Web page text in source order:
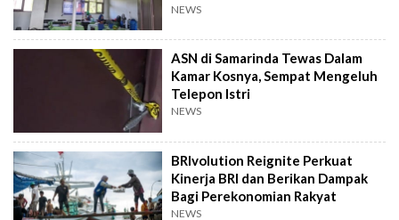
NEWS
ASN di Samarinda Tewas Dalam
Kamar Kosnya, Sempat Mengeluh
Telepon Istri
NEWS
BRIvolution Reignite Perkuat
Kinerja BRI dan Berikan Dampak
Bagi Perekonomian Rakyat
NEWS